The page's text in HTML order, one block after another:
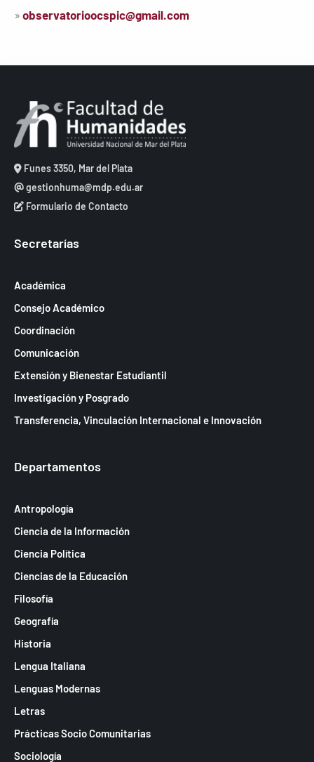
» observatorioocspic@gmail.com
Funes 3350, Mar del Plata
gestionhuma@mdp.edu.ar
Formulario de Contacto
Secretarías
Académica
Consejo Académico
Coordinación
Comunicación
Extensión y Bienestar Estudiantil
Investigación y Posgrado
Transferencia, Vinculación Internacional e Innovación
Departamentos
Antropología
Ciencia de la Información
Ciencia Política
Ciencias de la Educación
Filosofía
Geografía
Historia
Lengua Italiana
Lenguas Modernas
Letras
Prácticas Socio Comunitarias
Sociología